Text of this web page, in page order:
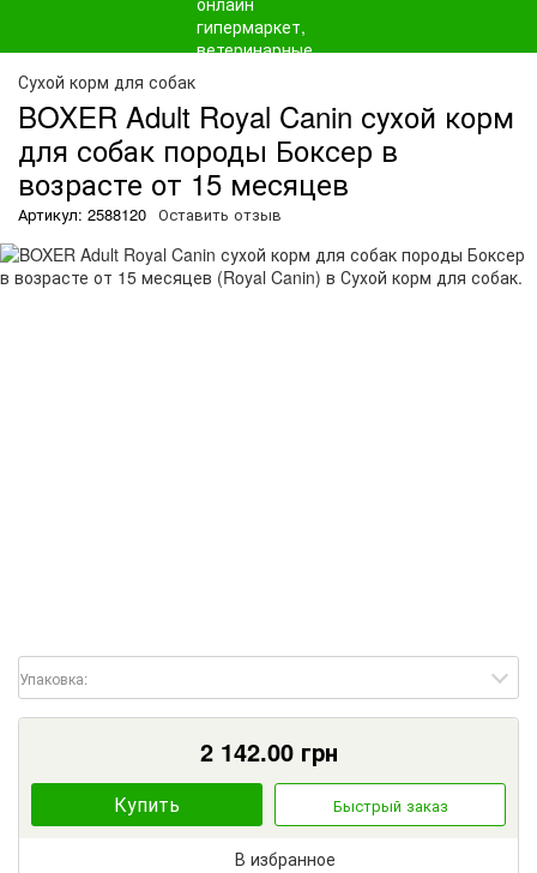
Сухой корм для собак
BOXER Adult Royal Canin сухой корм
для собак породы Боксер в
возрасте от 15 месяцев
Артикул: 2588120 Оставить отзыв
Упаковка:
2 142.00грн
Купить Быстрый заказ
В избранное